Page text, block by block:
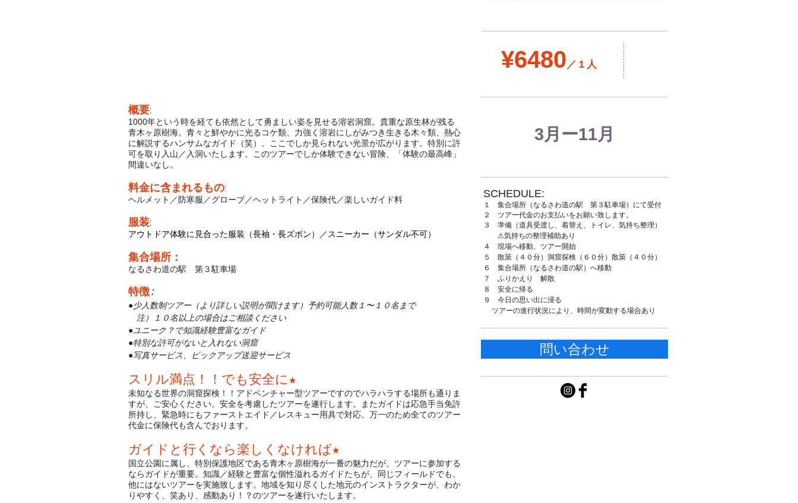
¥6480／１人
概要:
1000年という時を経ても依然として勇ましい姿を見せる溶岩洞窟。貴重な原生林が残る
青木ヶ原樹海。青々と鮮やかに光るコケ類、力強く溶岩にしがみつき生きる木々類、熱心
に解説するハンサムなガイド（笑）。ここでしか見られない光景が広がります。特別に許
可を取り入山／入洞いたします。このツアーでしか体験できない冒険、「体験の最高峰」
間違いなし。
料金に含まれるもの:
ヘルメット／防寒服／グローブ／ヘットライト／保険代／楽しいガイド料
服装:
アウトドア体験に見合った服装（長袖・長ズボン）／スニーカー（サンダル不可）
集合場所：
なるさわ道の駅 第３駐車場
特徴:
●少人数制ツアー（より詳しい説明が聞けます）予約可能人数１〜１０名まで
注）１０名以上の場合はご相談ください
●ユニーク？で知識経験豊富なガイド
●特別な許可がないと入れない洞窟
●写真サービス、ピックアップ送迎サービス
スリル満点！！でも安全に★
未知なる世界の洞窟探検！！アドベンチャー型ツアーですのでハラハラする場所も通りま
すが、ご安心ください。安全を考慮したツアーを遂行します。またガイドは応急手当免許
所持し、緊急時にもファーストエイド／レスキュー用具で対応。万一のため全てのツアー
代金に保険代も含んでおります。
ガイドと行くなら楽しくなければ★
国立公園に属し、特別保護地区である青木ヶ原樹海が一番の魅力だが、ツアーに参加する
ならガイドが重要。知識／経験と豊富な個性溢れるガイドたちが、同じフィールドでも、
他にはないツアーを実施致します。地域を知り尽くした地元のインストラクターが、わか
りやすく、笑あり、感動あり！？のツアーを遂行いたします。
3月ー11月
SCHEDULE:
１ 集合場所（なるさわ道の駅 第３駐車場）にて受付
２ ツアー代金のお支払いをお願い致します。
３ 準備（道具受渡し、着替え、トイレ、気持ち整理）
⚠︎気持ちの整理補助あり
４ 現場へ移動、ツアー開始
５ 散策（４０分）洞窟探検（６０分）散策（４０分）
６ 集合場所（なるさわ道の駅）へ移動
７ ふりかえり 解散
８ 安全に帰る
９ 今日の思い出に浸る
ツアーの進行状況により、時間が変動する場合あり
問い合わせ